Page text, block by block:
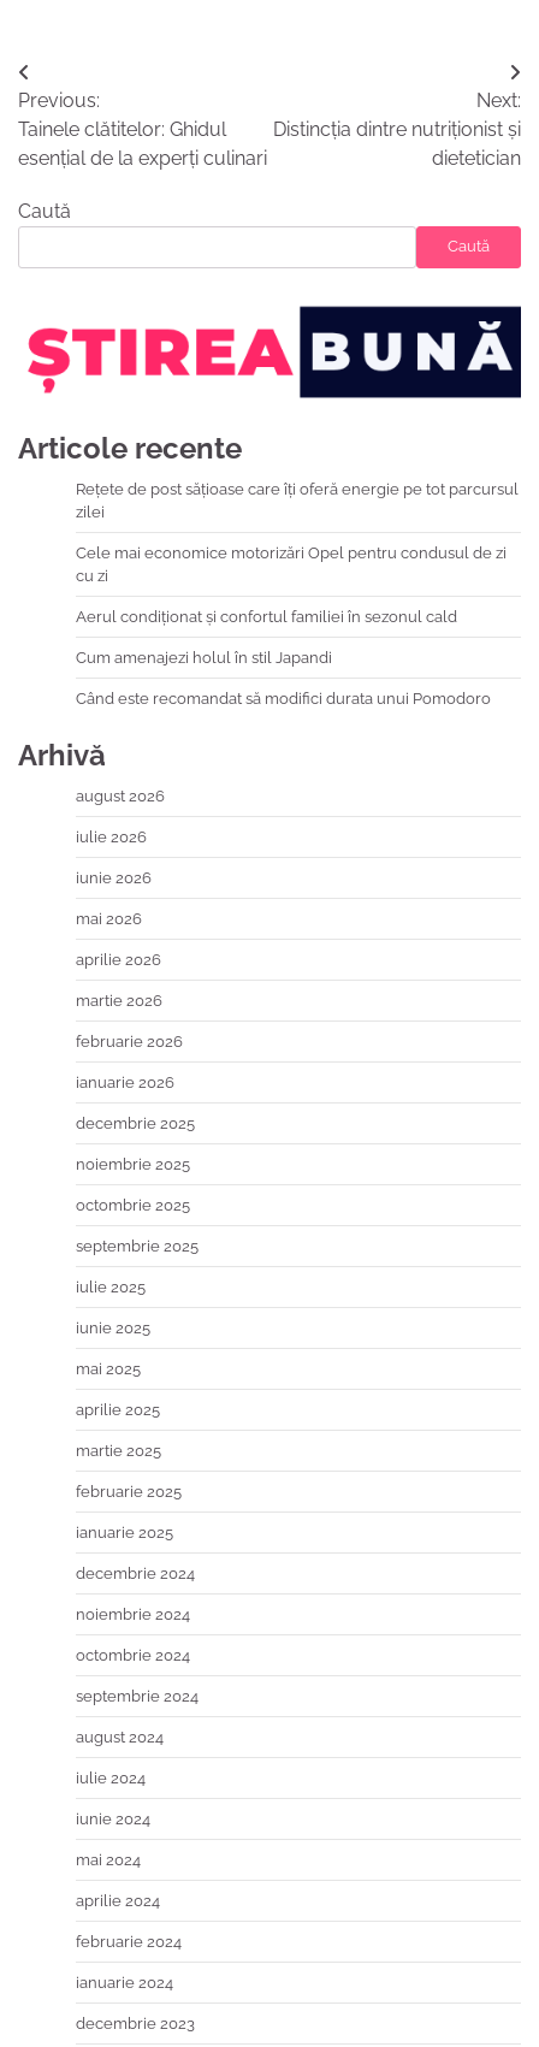
Navigare
în
articole
Previous:
Tainele clătitelor: Ghidul
esențial de la experți culinari
Next:
Distincția dintre nutriționist și
dietetician
Caută
Caută
Articole recente
Rețete de post sățioase care îți oferă energie pe tot parcursul
zilei
Cele mai economice motorizări Opel pentru condusul de zi
cu zi
Aerul condiționat și confortul familiei în sezonul cald
Cum amenajezi holul în stil Japandi
Când este recomandat să modifici durata unui Pomodoro
Arhivă
august 2026
iulie 2026
iunie 2026
mai 2026
aprilie 2026
martie 2026
februarie 2026
ianuarie 2026
decembrie 2025
noiembrie 2025
octombrie 2025
septembrie 2025
iulie 2025
iunie 2025
mai 2025
aprilie 2025
martie 2025
februarie 2025
ianuarie 2025
decembrie 2024
noiembrie 2024
octombrie 2024
septembrie 2024
august 2024
iulie 2024
iunie 2024
mai 2024
aprilie 2024
februarie 2024
ianuarie 2024
decembrie 2023